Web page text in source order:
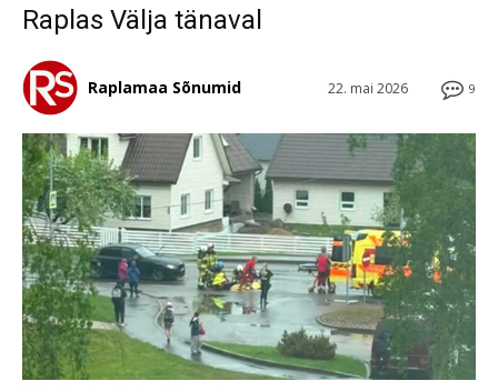
Raplas Välja tänaval
9
22. mai 2026
Raplamaa Sõnumid